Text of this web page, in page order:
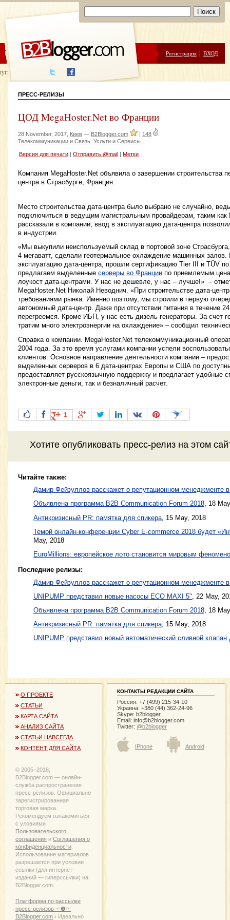
ЦЕНЫ ПОМОЩЬ Регистрация | ВХОД
написания
ПРЕСС-РЕЛИЗЫ
ЦОД MegaHoster.Net во Франции
28 November, 2017, Киев — B2Blogger.com | 148
Телекоммуникации и Связь Услуги и Сервисы
Версия для печати Отправить @mail Метки
Компания MegaHoster.Net объявила о завершении строительства
центра в Страсбурге, Франция.
Место строительства дата-центра было выбрано не случайно,
подключиться в ведущим магистральным провайдерам, таким как
рассказали в компании, ввод в эксплуатацию дата-центра
в индустрии.
«Мы выкупили неиспользуемый склад в портовой зоне
4 мегаватт, сделали геотермальное охлаждение машинных залов.
эксплуатацию дата-центра, прошли сертификацию Tier III и TÜV
предлагаем выделенные серверы во Франции по приемлемым
лоукост дата-центрами. У нас не дешевле, у нас – лучше!» –
MegaHoster.Net Николай Неводнич. «При строительстве дата-
требованиями рынка. Именно поэтому, мы строили в первую
автономный дата-центр. Даже при отсутствии питания в течение
перегреемся. Кроме ИБП, у нас есть дизель-генераторы. За счет
тратим много электроэнергии на охлаждение» – сообщил
Справка о компании. MegaHoster.Net телекоммуникационный
2004 года. За это время услугами компании успели
клиентов. Основное направление деятельности компании –
выделенных серверов в 6 дата-центрах Европы и США по
предоставляет русскоязычную поддержку и предлагает удобные
электронные деньги, так и безналичный расчет.
1
Хотите опубликовать пресс-релизна этом
Читайте также:
Дамир Фейзуллов расскажет о репутационном менеджменте
Объявлена программа B2B Communication Forum 2018, 18
Антикризисный PR: памятка для спикера 15 May, 2018
Темой онлайн-конференции Cyber E-commerce 2018 будет
May, 2018
EuroMillions: европейское лото становится мировым
Последние релизы:
Дамир Фейзуллов расскажет о репутационном менеджменте
UNIPUMP представил новые насосы ЕСО MAXI 5" , 22 May,
Объявлена программа B2B Communication Forum 2018 , 18
Антикризисный PR: памятка для спикера, 15 May, 2018
UNIPUMP представил новый автоматический сливной
О ПРОЕКТЕ
СТАТЬИ
КАРТА САЙТА
АНАЛИЗ САЙТА
СТАТЬИ НАВСЕГДА
КОНТЕНТ ДЛЯ САЙТА
© 2005−2018,
B2Blogger.com — онлайн-
служба распространения
пресс-релизов. Официально
зарегистрированная
торговая марка.
Рекомендуем ознакомиться
с уловиями
Пользовательского
соглашения и Соглашения о
конфиденциальности
Использование материалов
разрешается при условии
ссылки (для интернет-
изданий — гиперссылки) на
B2Blogger.com.
Платформа по рассылке
пресс-релизов ☜❶☞
B2Blogger.com › Идеально
КОНТАКТЫ РЕДАКЦИИ САЙТА
Россия: +7 (499) 215-34-10
Украина: +380 (44) 362-24-96
Skype: b2blogger
Email: info@b2blogger.com
Twitter: @b2blogger
IPhone Android